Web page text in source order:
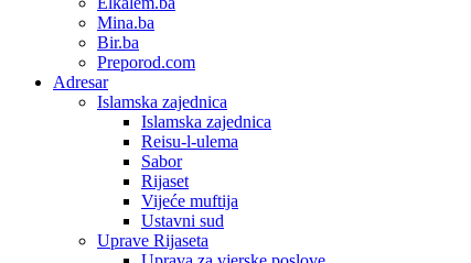
Mina.ba
Bir.ba
Preporod.com
Adresar
Islamska zajednica
Islamska zajednica
Reisu-l-ulema
Sabor
Rijaset
Vijeće muftija
Ustavni sud
Uprave Rijaseta